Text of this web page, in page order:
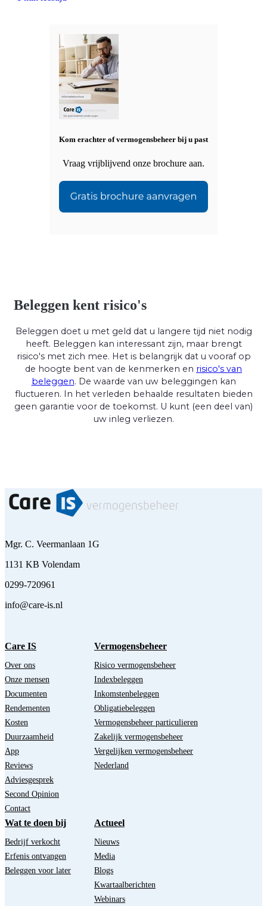
Kom erachter of vermogensbeheer bij u past
Vraag vrijblijvend onze brochure aan.
Beleggen kent risico's
Beleggen doet u met geld dat u langere tijd niet nodig
heeft. Beleggen kan interessant zijn, maar brengt
risico's met zich mee. Het is belangrijk dat u vooraf op
de hoogte bent van de kenmerken en risico's van
beleggen. De waarde van uw beleggingen kan
fluctueren. In het verleden behaalde resultaten bieden
geen garantie voor de toekomst. U kunt (een deel van)
uw inleg verliezen.
Mgr. C. Veermanlaan 1G
1131 KB Volendam
0299-720961
info@care-is.nl
Care IS
Over ons
Onze mensen
Documenten
Rendementen
Kosten
Duurzaamheid
App
Reviews
Adviesgesprek
Second Opinion
Contact
Vermogensbeheer
Risico vermogensbeheer
Indexbeleggen
Inkomstenbeleggen
Obligatiebeleggen
Vermogensbeheer particulieren
Zakelijk vermogensbeheer
Vergelijken vermogensbeheer
Nederland
Wat te doen bij
Bedrijf verkocht
Erfenis ontvangen
Beleggen voor later
Actueel
Nieuws
Media
Blogs
Kwartaalberichten
Webinars